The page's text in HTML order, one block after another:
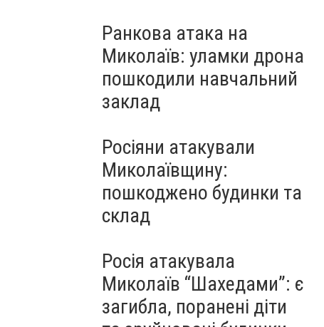
Ранкова атака на
Миколаїв: уламки дрона
пошкодили навчальний
заклад
Росіяни атакували
Миколаївщину:
пошкоджено будинки та
склад
Росія атакувала
Миколаїв “Шахедами”: є
загибла, поранені діти